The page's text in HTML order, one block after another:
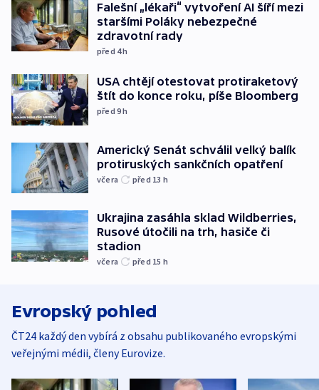
Falešní „lékaři“ vytvoření AI šíří mezi
staršími Poláky nebezpečné
zdravotní rady
před 4h
USA chtějí otestovat protiraketový
štít do konce roku, píše Bloomberg
před 9h
Americký Senát schválil velký balík
protiruských sankčních opatření
včera před 13 h
Ukrajina zasáhla sklad Wildberries,
Rusové útočili na trh, hasiče či
stadion
včera před 15 h
Evropský pohled
ČT24 každý den vybírá z obsahu publikovaného evropskými
veřejnými médii, členy Eurovize.